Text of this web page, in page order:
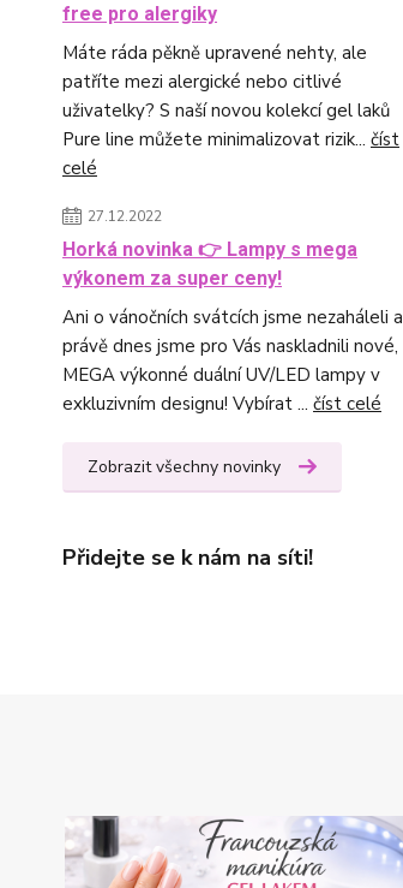
free pro alergiky
Máte ráda pěkně upravené nehty, ale
patříte mezi alergické nebo citlivé
uživatelky? S naší novou kolekcí gel laků
Pure line můžete minimalizovat rizik... číst
celé
27.12.2022
Horká novinka 👉 Lampy s mega
výkonem za super ceny!
Ani o vánočních svátcích jsme nezaháleli a
právě dnes jsme pro Vás naskladnili nové,
MEGA výkonné duální UV/LED lampy v
exkluzivním designu! Vybírat ... číst celé
Zobrazit všechny novinky
Přidejte se k nám na síti!